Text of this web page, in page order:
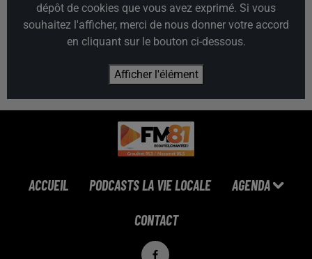
dépôt de cookies que vous avez exprimé. Si vous
souhaitez l'afficher, merci de nous donner votre accord
en cliquant sur le bouton ci-dessous.
Afficher l'élément
ACCUEIL PODCASTS LA VIE LOCALE AGENDA
CONTACT